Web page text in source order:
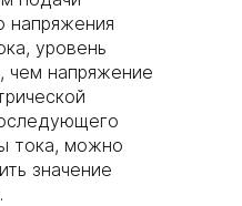
напряжения
уровень
чем напряжение
тока, можно
значение